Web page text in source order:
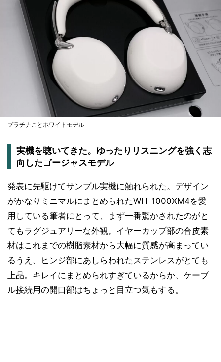
プラチナことホワイトモデル
実機を聴いてきた。ゆったりリスニングを強く志
向したゴージャスモデル
発表に先駆けてサンプル実機に触れられた。デザイン
がかなりミニマルにまとめられたWH-1000XM4を愛
用している筆者にとって、まず一番驚かされたのがと
てもラグジュアリーな外観。イヤーカップ部の合皮素
材はこれまでの樹脂素材から大幅に質感が高まってい
るうえ、ヒンジ部にあしらわれたステンレスがとても
上品。キレイにまとめられすぎているからか、ケーブ
ル接続用の開口部はちょっと目立つ気もする。